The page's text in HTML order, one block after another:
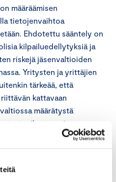
määräämisen
tietojenvaihtoa
Ehdotettu sääntely on
kilpailuedellytyksiä ja
riskejä jäsenvaltioiden
Yritysten ja yrittäjien
tärkeää, että
kattavaan
määrätystä
rikostuomiosta.